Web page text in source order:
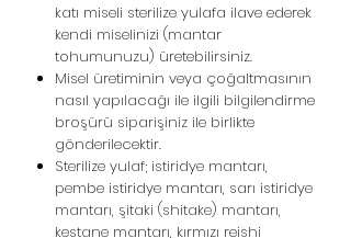
katı miseli sterilize yulafa ilave ederek
kendi miselinizi (mantar
tohumunuzu) üretebilirsiniz.
Misel üretiminin veya çoğaltmasının
nasıl yapılacağı ile ilgili bilgilendirme
broşürü siparişiniz ile birlikte
gönderilecektir.
Sterilize yulaf; istiridye mantarı,
pembe istiridye mantarı, sarı istiridye
mantarı, şitaki (shitake) mantarı,
kestane mantarı, kırmızı reishi